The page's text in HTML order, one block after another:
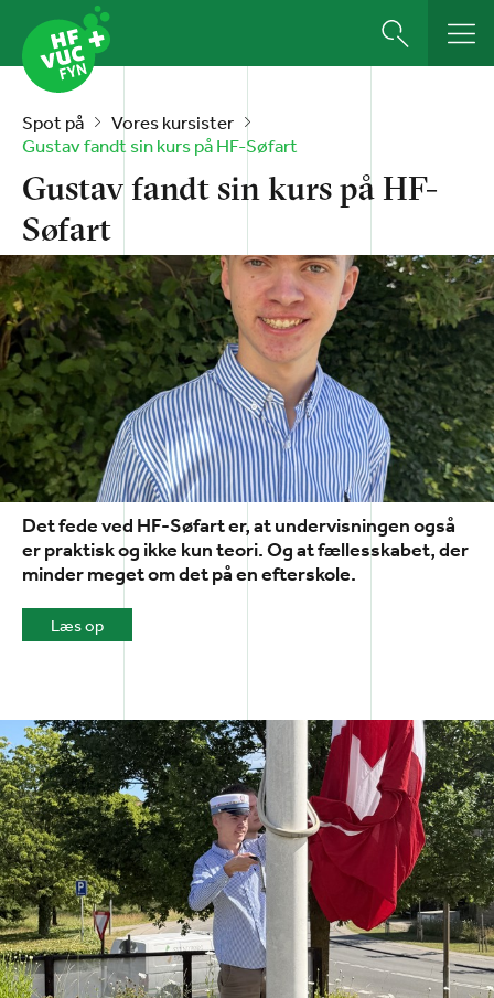
Spot på
Vores kursister
Gustav fandt sin kurs på HF-Søfart
Gustav fandt sin kurs på HF-
Søfart
Det fede ved HF-Søfart er, at undervisningen også
er praktisk og ikke kun teori. Og at fællesskabet, der
minder meget om det på en efterskole.
Læs op